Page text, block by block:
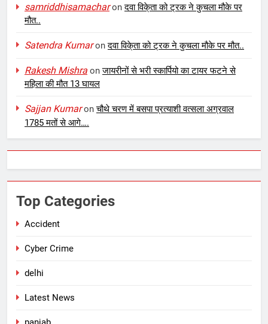
samriddhisamacharonदवा विके्ता को ट्रक ने कुचला मौके पर
मौत..
Satendra Kumaronदवा विके्ता को ट्रक ने कुचला मौके पर मौत..
Rakesh Mishra onजायरीनों से भरी स्कार्पियो का टायर फटने से
महिला की मौत 13 घायल
Sajjan Kumaronचौथे चरण में बसपा प्रत्याशी वत्सला अग्रवाल
1785 मतों से आगे….
Top Categories
Accident
Cyber Crime
delhi
Latest News